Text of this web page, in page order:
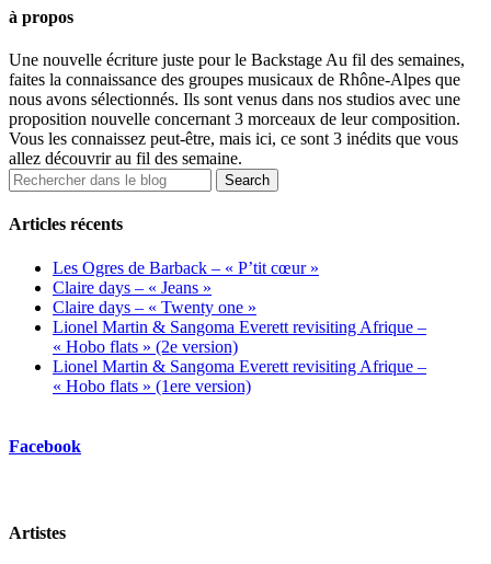
à propos
Une nouvelle écriture juste pour le Backstage Au fil des semaines,
faites la connaissance des groupes musicaux de Rhône-Alpes que
nous avons sélectionnés. Ils sont venus dans nos studios avec une
proposition nouvelle concernant 3 morceaux de leur composition.
Vous les connaissez peut-être, mais ici, ce sont 3 inédits que vous
allez découvrir au fil des semaine.
Articles récents
Les Ogres de Barback – « P’tit cœur »
Claire days – « Jeans »
Claire days – « Twenty one »
Lionel Martin & Sangoma Everett revisiting Afrique –
« Hobo flats » (2e version)
Lionel Martin & Sangoma Everett revisiting Afrique –
« Hobo flats » (1ere version)
Facebook
Artistes